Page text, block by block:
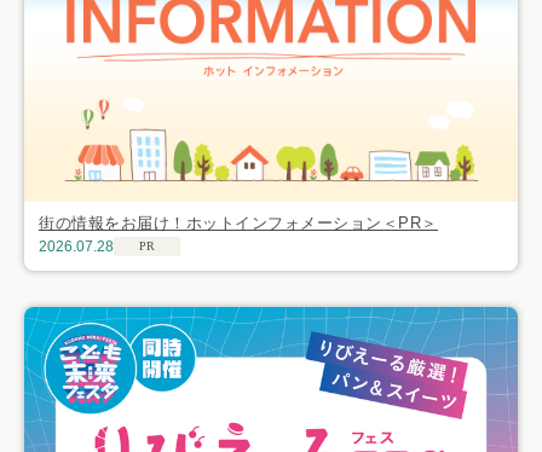
街の情報をお届け！ホットインフォメーション＜PR＞
2026.07.28 PR